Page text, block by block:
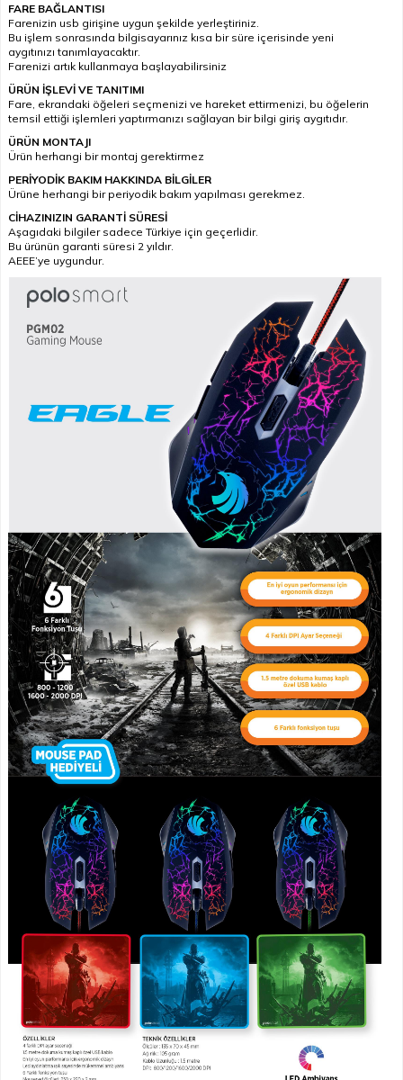
FARE BAĞLANTISI
Farenizin usb girişine uygun şekilde yerleştiriniz.
Bu işlem sonrasında bilgisayarınız kısa bir süre içerisinde yeni
aygıtınızı tanımlayacaktır.
Farenizi artık kullanmaya başlayabilirsiniz
ÜRÜN İŞLEVİ VE TANITIMI
Fare, ekrandaki öğeleri seçmenizi ve hareket ettirmenizi, bu öğelerin
temsil ettiği işlemleri yaptırmanızı sağlayan bir bilgi giriş aygıtıdır.
ÜRÜN MONTAJI
Ürün herhangi bir montaj gerektirmez
PERİYODİK BAKIM HAKKINDA BİLGİLER
Ürüne herhangi bir periyodik bakım yapılması gerekmez.
CİHAZINIZIN GARANTİ SÜRESİ
Aşagıdaki bilgiler sadece Türkiye için geçerlidir.
Bu ürünün garanti süresi 2 yıldır.
AEEE’ye uygundur.